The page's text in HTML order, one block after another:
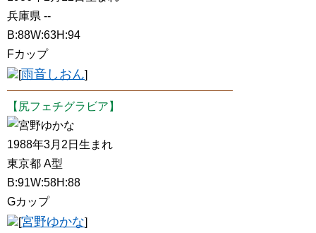
兵庫県 --
B:88W:63H:94
Fカップ
[雨音しおん]
【尻フェチグラビア】
宮野ゆかな
1988年3月2日生まれ
東京都 A型
B:91W:58H:88
Gカップ
[宮野ゆかな]